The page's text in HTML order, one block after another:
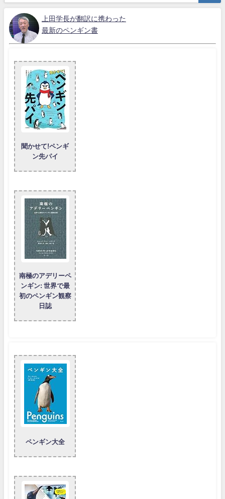
上田学長が翻訳に携わった
最新のペンギン書
聞かせて!ペンギ
ン先パイ
南極のアデリーペ
ンギン: 世界で最
初のペンギン観察
日誌
ペンギン大全